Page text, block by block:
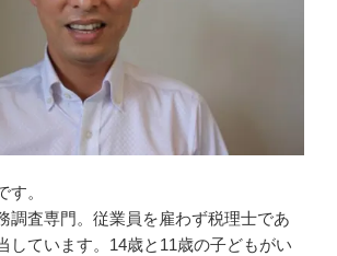
す。
調査専門。従業員を雇わず税理士であ
しています。14歳と11歳の子どもがい